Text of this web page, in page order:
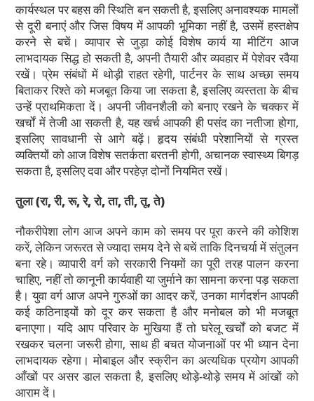
कार्यस्थल पर बहस की स्थिति बन सकती है, इसलिए अनावश्यक मामलों
से दूरी बनाएं और जिस विषय में आपकी भूमिका नहीं है, उसमें हस्तक्षेप
करने से बचें। व्यापार से जुड़ा कोई विशेष कार्य या मीटिंग आज
लाभदायक सिद्ध हो सकती है, अपनी तैयारी और व्यवहार में पेशेवर रवैया
रखें। प्रेम संबंधों में थोड़ी राहत रहेगी, पार्टनर के साथ अच्छा समय
बिताकर रिश्ते को मजबूत किया जा सकता है, इसलिए व्यस्तता के बीच
उन्हें प्राथमिकता दें। अपनी जीवनशैली को बनाए रखने के चक्कर में
खर्चों में तेजी आ सकती है, यह खर्च आपकी ही पसंद का नतीजा होगा,
इसलिए सावधानी से आगे बढ़ें। हृदय संबंधी परेशानियों से ग्रस्त
व्यक्तियों को आज विशेष सतर्कता बरतनी होगी, अचानक स्वास्थ्य बिगड़
सकता है, इसलिए दवा और परहेज़ दोनों नियमित रखें।
तुला(रा, री, रू, रे, रो, ता, ती, तू, ते)
नौकरीपेशा लोग आज अपने काम को समय पर पूरा करने की कोशिश
करें, लेकिन जरूरत से ज्यादा समय देने से बचें ताकि दिनचर्या में संतुलन
बना रहे। व्यापारी वर्ग को सरकारी नियमों का पूरी तरह पालन करना
चाहिए, नहीं तो कानूनी कार्यवाही या जुर्माने का सामना करना पड़ सकता
है। युवा वर्ग आज अपने गुरुओं का आदर करें, उनका मार्गदर्शन आपकी
कई कठिनाइयों को दूर कर सकता है और मनोबल को भी मजबूत
बनाएगा। यदि आप परिवार के मुखिया हैं तो घरेलू खर्चों को बजट में
रखकर चलना जरूरी होगा, साथ ही बचत योजनाओं पर भी ध्यान देना
लाभदायक रहेगा। मोबाइल और स्क्रीन का अत्यधिक प्रयोग आपकी
आँखों पर असर डाल सकता है, इसलिए थोड़े-थोड़े समय में आंखों को
आराम दें।